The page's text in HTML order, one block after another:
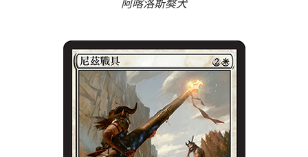
阿喀洛斯獒犬